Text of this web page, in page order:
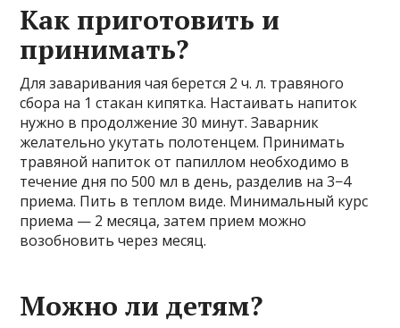
Как приготовить и
принимать?
Для заваривания чая берется 2 ч. л. травяного
сбора на 1 стакан кипятка. Настаивать напиток
нужно в продолжение 30 минут. Заварник
желательно укутать полотенцем. Принимать
травяной напиток от папиллом необходимо в
течение дня по 500 мл в день, разделив на 3−4
приема. Пить в теплом виде. Минимальный курс
приема — 2 месяца, затем прием можно
возобновить через месяц.
Можно ли детям?